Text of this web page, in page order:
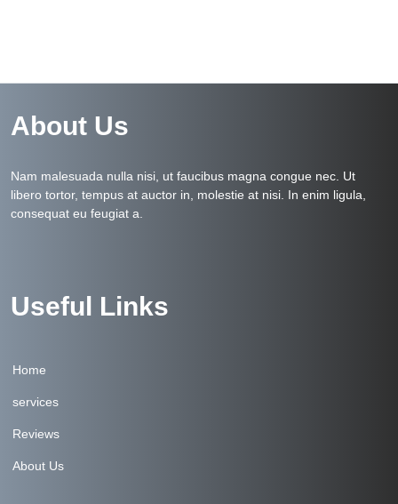
About Us
Nam malesuada nulla nisi, ut faucibus magna congue nec. Ut
libero tortor, tempus at auctor in, molestie at nisi. In enim ligula,
consequat eu feugiat a.
Useful Links
Home
services
Reviews
About Us